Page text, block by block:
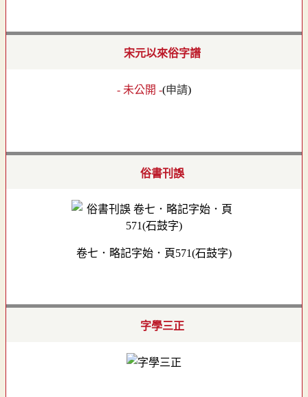
宋元以來俗字譜
- 未公開 -(申請)
俗書刊誤
卷七．略記字始．頁571(石鼓字)
字學三正